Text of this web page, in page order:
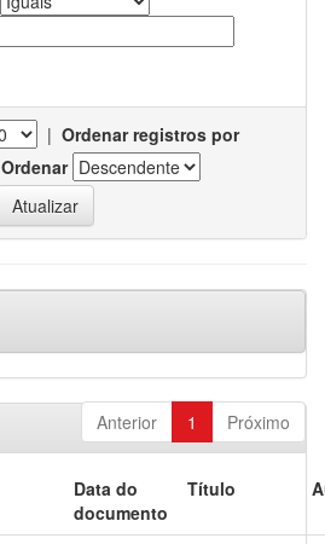
| Ordenar registros por
Ordenar
Anterior 1 Próximo
Data do
documento
Título